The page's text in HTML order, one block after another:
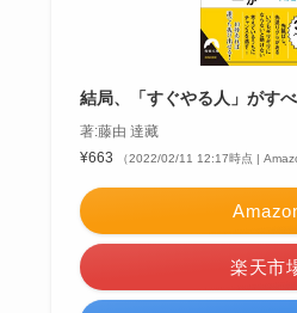
結局、「すぐやる人」がす
著:藤由 達藏
¥663
（2022/02/11 12:17時点 |
楽天市